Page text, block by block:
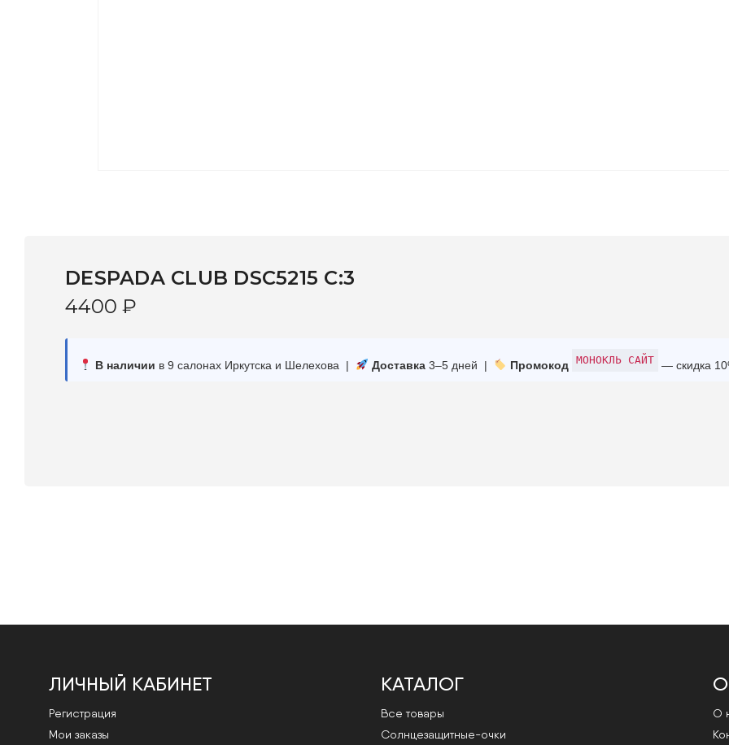
DESPADA CLUB DSC5215 С:3
4400 ₽
В наличии в 9 салонах Иркутска и Шелехова | Доставка3–5 дней | Промокод МОНОКЛЬ САЙТ — скидка
ЛИЧНЫЙ КАБИНЕТ
Регистрация
Мои заказы
КАТАЛОГ
Все товары
Cолнцезащитные-очки
О